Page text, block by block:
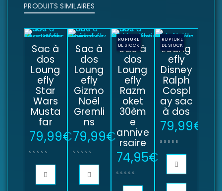
PRODUITS SIMILAIRES
Sac à
dos
Loung
efly
Star
Wars
Musta
far
79,99€
Sac à
dos
Loung
efly
Gizmo
Noël
Gremli
ns
79,99€
RUPTURE
DE STOCK
Sac à
dos
Loung
efly
Razm
oket
30èm
e
annive
rsaire
74,95€
RUPTURE
DE STOCK
Loung
efly
Disney
Ralph
Cospl
ay sac
à dos
79,99€